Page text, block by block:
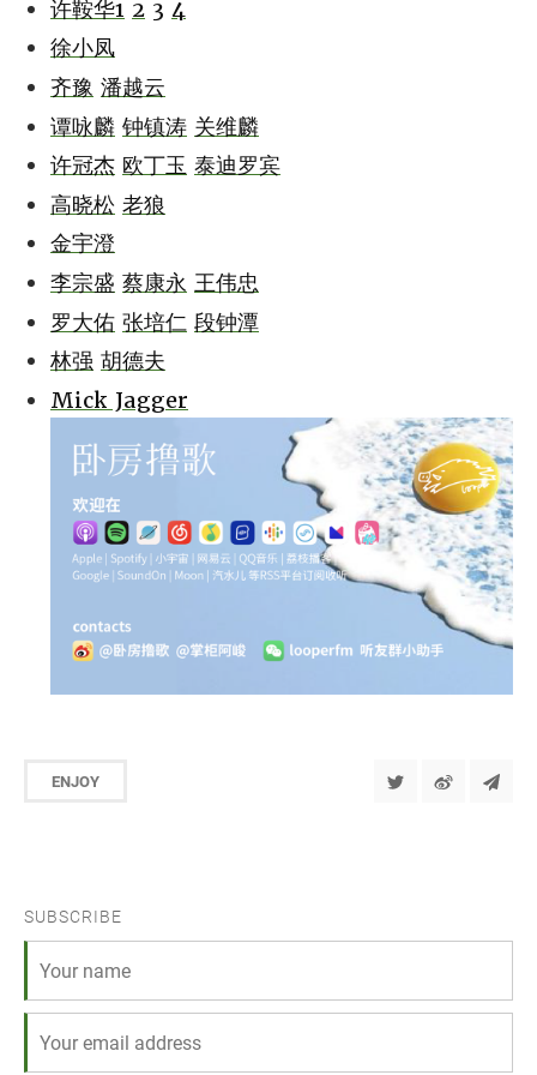
许鞍华1 2 3 4
徐小凤
齐豫 潘越云
谭咏麟 钟镇涛 关维麟
许冠杰 欧丁玉 泰迪罗宾
高晓松 老狼
金宇澄
李宗盛 蔡康永 王伟忠
罗大佑 张培仁 段钟潭
林强 胡德夫
Mick Jagger
ENJOY
SUBSCRIBE